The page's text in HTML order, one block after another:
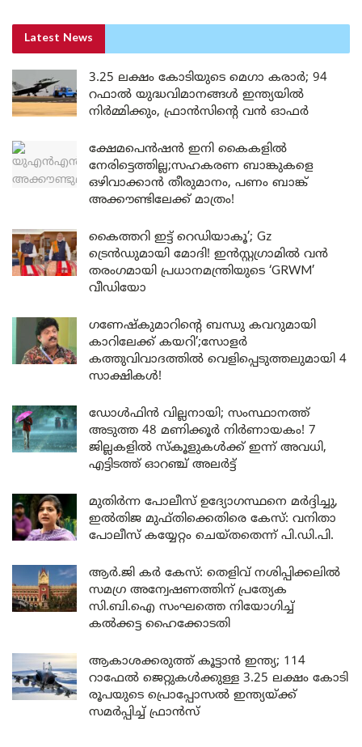
Latest News
3.25 ലക്ഷം കോടിയുടെ മെഗാ കരാർ; 94
റഫാൽ യുദ്ധവിമാനങ്ങൾ ഇന്ത്യയിൽ
നിർമ്മിക്കും, ഫ്രാൻസിന്റെ വൻ ഓഫർ
ക്ഷേമപെൻഷൻ ഇനി കൈകളിൽ
നേരിട്ടെത്തില്ല;സഹകരണ ബാങ്കുകളെ
ഒഴിവാക്കാൻ തീരുമാനം, പണം ബാങ്ക്
അക്കൗണ്ടിലേക്ക് മാത്രം!
കൈത്തറി ഇട്ട് റെഡിയാകൂ’; Gz
ട്രെൻഡുമായി മോദി! ഇൻസ്റ്റഗ്രാമിൽ വൻ
തരംഗമായി പ്രധാനമന്ത്രിയുടെ ‘GRWM’
വീഡിയോ
ഗണേഷ്കുമാറിന്റെ ബന്ധു കവറുമായി
കാറിലേക്ക് കയറി’;സോളർ
കത്തുവിവാദത്തിൽ വെളിപ്പെടുത്തലുമായി 4
സാക്ഷികൾ!
ഡോൾഫിൻ വില്ലനായി; സംസ്ഥാനത്ത്
അടുത്ത 48 മണിക്കൂർ നിർണായകം! 7
ജില്ലകളിൽ സ്കൂളുകൾക്ക് ഇന്ന് അവധി,
എട്ടിടത്ത് ഓറഞ്ച് അലർട്ട്
മുതിർന്ന പോലീസ് ഉദ്യോഗസ്ഥനെ മർദ്ദിച്ചു,
ഇൽതിജ മുഫ്തിക്കെതിരെ കേസ്: വനിതാ
പോലീസ് കയ്യേറ്റം ചെയ്തതെന്ന് പി.ഡി.പി.
ആർ.ജി കർ കേസ്: തെളിവ് നശിപ്പിക്കലിൽ
സമഗ്ര അന്വേഷണത്തിന് പ്രത്യേക
സി.ബി.ഐ സംഘത്തെ നിയോഗിച്ച്
കൽക്കട്ട ഹൈക്കോടതി
ആകാശക്കരുത്ത് കൂട്ടാൻ ഇന്ത്യ; 114
റാഫേൽ ജെറ്റുകൾക്കുള്ള 3.25 ലക്ഷം കോടി
രൂപയുടെ പ്രൊപ്പോസൽ ഇന്ത്യയ്ക്ക്
സമർപ്പിച്ച് ഫ്രാൻസ്